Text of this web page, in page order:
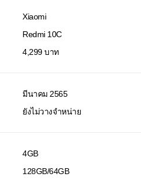
Xiaomi
Redmi 10C
4,299 บาท
มีนาคม 2565
ยังไม่วางจำหน่าย
4GB
128GB/64GB